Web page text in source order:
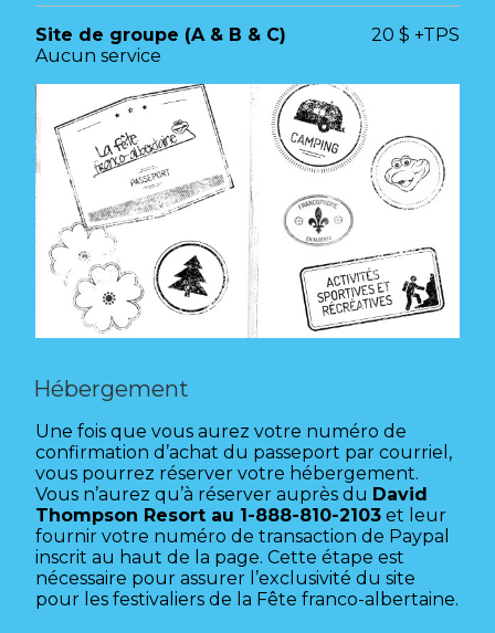
Site de groupe (A & B & C)
Aucun service
20 $ +TPS
Hébergement
Une fois que vous aurez votre numéro de
confirmation d’achat du passeport par courriel,
vous pourrez réserver votre hébergement.
Vous n’aurez qu’à réserver auprès du David
Thompson Resort au 1-888-810-2103 et leur
fournir votre numéro de transaction de Paypal
inscrit au haut de la page. Cette étape est
nécessaire pour assurer l’exclusivité du site
pour les festivaliers de la Fête franco-albertaine.